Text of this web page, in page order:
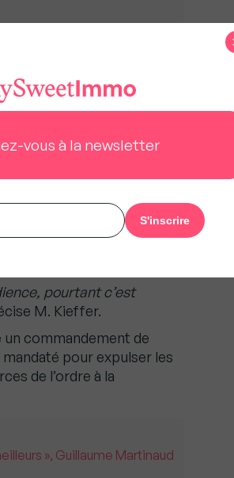
règles applicables dès le
ou poursuivre une
mois. «
de l’ordre qui n’est pas
juridique de la
au locataire avant de
pourtant c’est
M. Kieffer.
un commandement de
pour expulser les
de l’ordre à la
», Guillaume Martinaud
vous à la newsletter